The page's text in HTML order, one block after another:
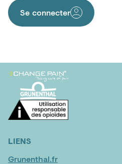
Se connecter
LIENS
Grunenthal.fr